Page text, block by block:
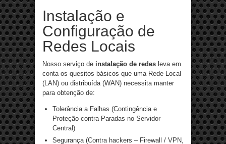
Instalação e
Configuração de
Redes Locais
Nosso serviço de instalação de redes leva em
conta os quesitos básicos que uma Rede Local
(LAN) ou distribuída (WAN) necessita manter
para obtenção de:
Tolerância a Falhas (Contingência e
Proteção contra Paradas no Servidor
Central)
Segurança (Contra hackers – Firewall / VPN,